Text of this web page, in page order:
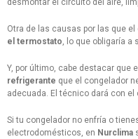
Otra de las causas por las que
el termostato , lo que obligaría
Y, por último, cabe destacar que
refrigerante que el congelador
adecuada. El técnico dará con el
Si tu congelador no enfría o
electrodomésticos, en Nurclima